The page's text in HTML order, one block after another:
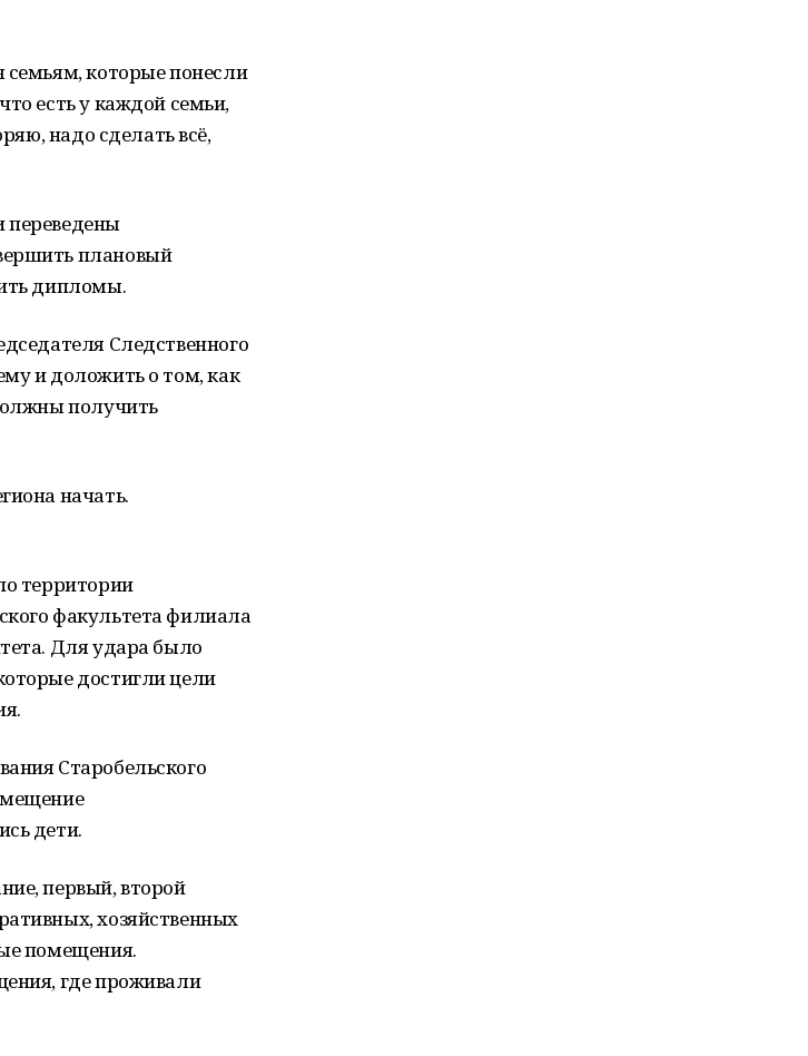
семьям, которые понесли
есть у каждой семьи,
надо сделать всё,
переведены
плановый
дипломы.
Следственного
и доложить о том, как
получить
начать.
территории
факультета филиала
Для удара было
достигли цели
Старобельского
дети.
первый, второй
хозяйственных
помещения.
где проживали